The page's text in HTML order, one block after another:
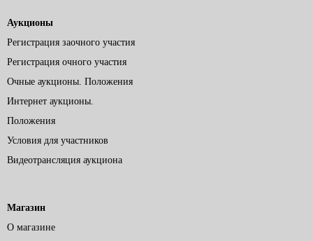
Аукционы
Регистрация заочного участия
Регистрация очного участия
Очные аукционы. Положения
Интернет аукционы.
Положения
Условия для участников
Видеотрансляция аукциона
Магазин
О магазине